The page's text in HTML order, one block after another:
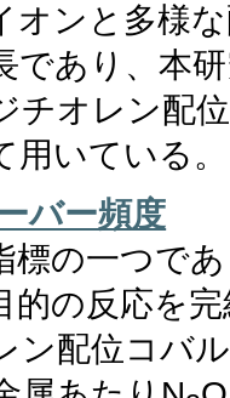
オンと多様
であり、本
チオレン配
いている。
バー頻度
標の一つで
的の反応を
ン配位コバ